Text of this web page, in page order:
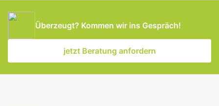
Überzeugt? Kommen wir ins Gespräch!
jetzt Beratung anfordern